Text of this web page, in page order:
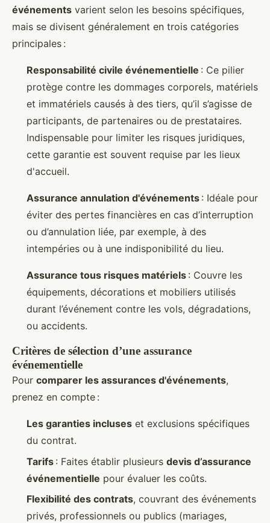
événements varient selon les besoins spécifiques,
mais se divisent généralement en trois catégories
principales :
Responsabilité civile événementielle : Ce pilier
protège contre les dommages corporels, matériels
et immatériels causés à des tiers, qu’il s’agisse de
participants, de partenaires ou de prestataires.
Indispensable pour limiter les risques juridiques,
cette garantie est souvent requise par les lieux
d'accueil.
Assurance annulation d'événements : Idéale pour
éviter des pertes financières en cas d’interruption
ou d’annulation liée, par exemple, à des
intempéries ou à une indisponibilité du lieu.
Assurance tous risques matériels : Couvre les
équipements, décorations et mobiliers utilisés
durant l’événement contre les vols, dégradations,
ou accidents.
Critères de sélection d’une assurance
événementielle
Pour comparer les assurances d'événements,
prenez en compte :
Les garanties incluses et exclusions spécifiques
du contrat.
Tarifs : Faites établir plusieurs devis d’assurance
événementielle pour évaluer les coûts.
Flexibilité des contrats, couvrant des événements
privés, professionnels ou publics (mariages,